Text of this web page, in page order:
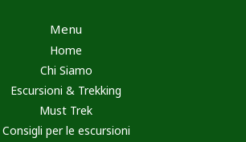
Menu
Home
Chi Siamo
Escursioni & Trekking
Must Trek
Consigli per le escursioni